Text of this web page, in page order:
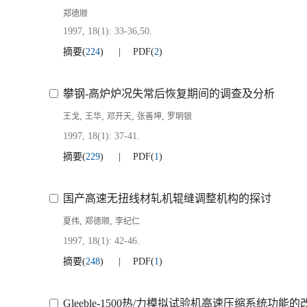
郑德顺
1997, 18(1): 33-36,50.
摘要(224) PDF(2)
攀钢-高炉炉况失常后恢复期间的调查及分析
王戈, 王华, 邓开天, 张善坤, 罗明银
1997, 18(1): 37-41.
摘要(229) PDF(1)
国产高速无扭线材轧机辊缝调整机构的探讨
夏伟, 郑德顺, 李纪仁
1997, 18(1): 42-46.
摘要(248) PDF(1)
Gleeble-1500热/力模拟试验机高速压缩系统功能的